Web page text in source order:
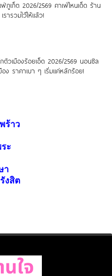
ภูเก็ต 2026/2569 คาเฟ่ไหนเด็ด ร้าน
รารวมไว้ให้แล้ว!
ตัวเมืองร้อยเอ็ด 2026/2569 นอนชิล
อง ราคาเบา ๆ เริ่มแค่หลักร้อย!
ร้าว
ะ
า
งสิต